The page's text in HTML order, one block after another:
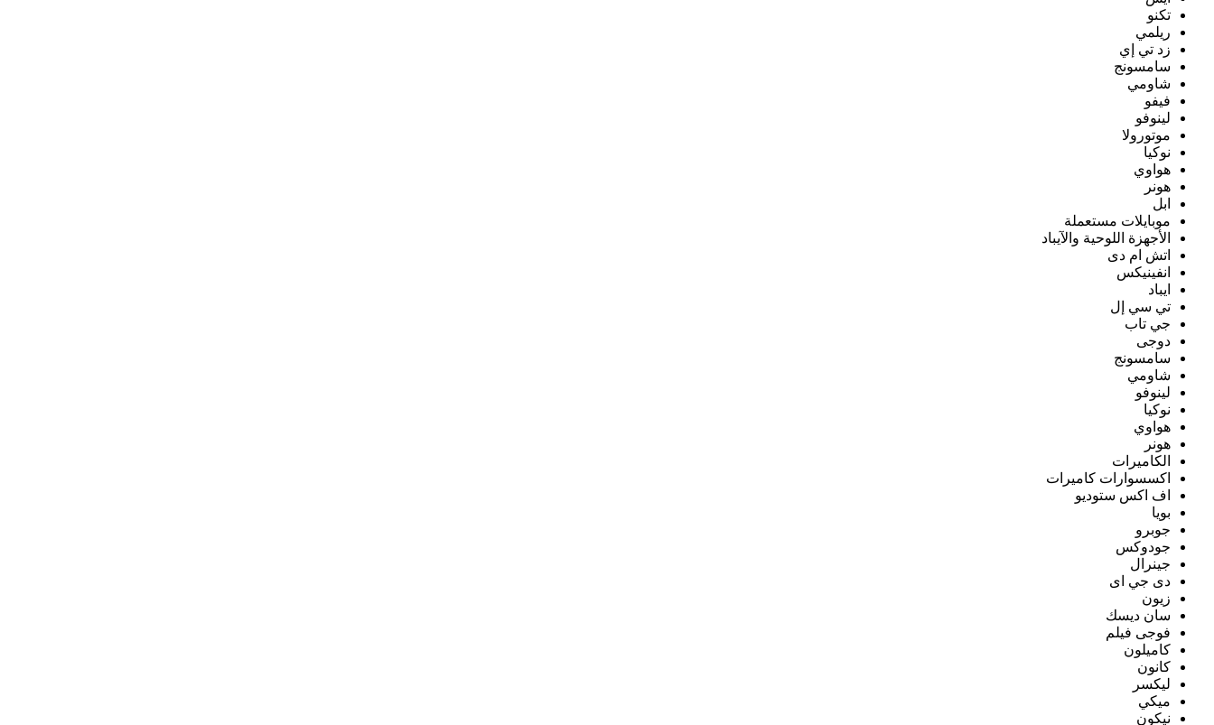
تكنو
ريلمي
زد تي إي
سامسونج
شاومي
فيفو
لينوفو
موتورولا
نوكيا
هواوي
هونر
ابل
موبايلات مستعملة
الأجهزة اللوحية والآيباد
اتش ام دى
انفينيكس
ايباد
تي سي إل
جي تاب
دوجى
سامسونج
شاومي
لينوفو
نوكيا
هواوي
هونر
الكاميرات
اكسسوارات كاميرات
اف اكس ستوديو
بويا
جوبرو
جودوكس
جينرال
دى جي اى
زيون
سان ديسك
فوجى فيلم
كاميلون
كانون
ليكسر
ميكي
نيكون